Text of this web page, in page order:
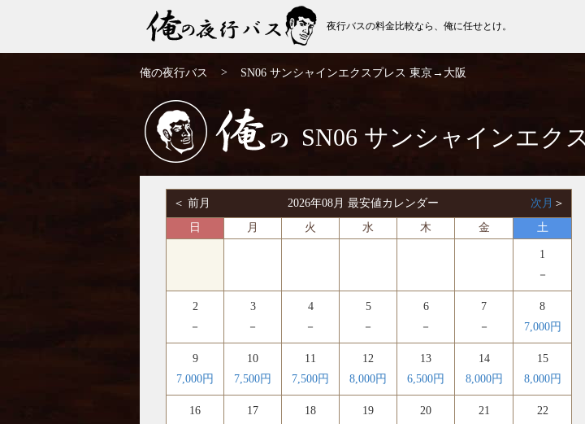
阪 | 俺の夜行バス
夜行バスの料金比較なら、俺に任せとけ。
俺の夜行バス > SN06 サンシャインエクスプレス 東京→大阪
俺の
SN06 サンシャインエク
＜ 前月 2026年08月 最安値カレンダー 次月 ＞
日
月 火 水 木 金 土
1
－
2
－
3
－
4
－
5
－
6
－
7
－
8
7,000円
9
7,000円
10
7,500円
11
7,500円
12
8,000円
13
6,500円
14
8,000円
15
8,000円
16
17
18
19
20
21
22